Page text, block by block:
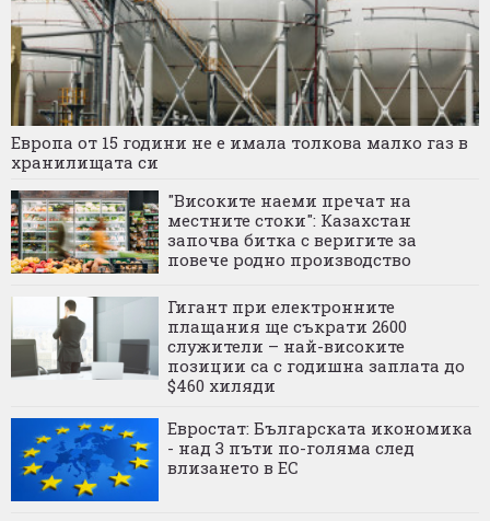
Европа от 15 години не е имала толкова малко газ в
хранилищата си
"Високите наеми пречат на
местните стоки": Казахстан
започва битка с веригите за
повече родно производство
Гигант при електронните
плащания ще съкрати 2600
служители – най-високите
позиции са с годишна заплата до
$460 хиляди
Евростат: Българската икономика
- над 3 пъти по-голяма след
влизането в ЕС